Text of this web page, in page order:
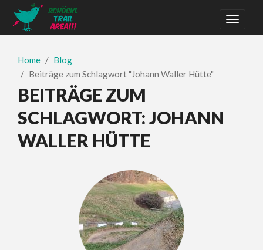
Home
Blog
Beiträge zum Schlagwort "Johann Waller Hütte"
BEITRÄGE ZUM
SCHLAGWORT:JOHANN
WALLER HÜTTE